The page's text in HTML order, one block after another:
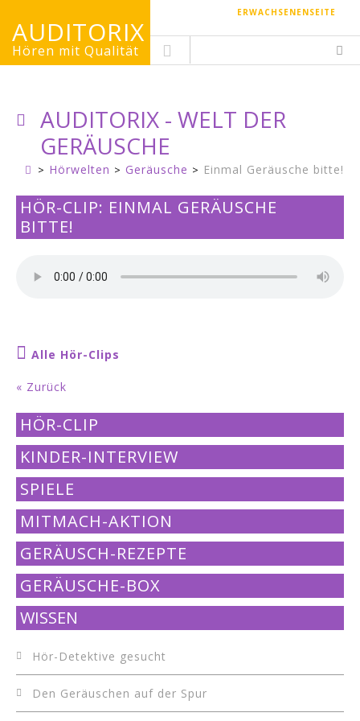
ERWACHSENENSEITE
AUDITORIX
Hören mit Qualität
AUDITORIX - WELT DER
GERÄUSCHE
KinderseiteHörwelten Geräusche Einmal Geräusche bitte!
HÖR-CLIP: EINMAL GERÄUSCHE
BITTE!
Alle Hör-Clips
« Zurück
HÖR-CLIP
KINDER-INTERVIEW
SPIELE
MITMACH-AKTION
GERÄUSCH-REZEPTE
GERÄUSCHE-BOX
WISSEN
Hör-Detektive gesucht
Den Geräuschen auf der Spur